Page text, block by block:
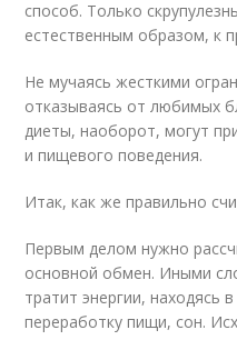
способ. Только
естественным образом, к
Не мучаясь жесткими
отказываясь от любимых
диеты, наоборот, могут
и пищевого поведения.
Итак, как же правильно
Первым делом нужно
основной обмен. Иными
тратит энергии, находясь
переработку пищи, сон.